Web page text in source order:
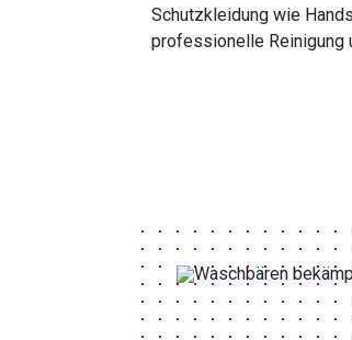
Schutzkleidung wie
professionelle Reinigung